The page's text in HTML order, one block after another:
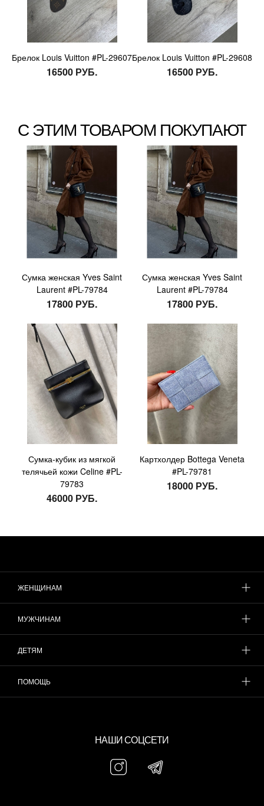
Брелок Louis Vuitton #PL-29607
16500 РУБ.
Брелок Louis Vuitton #PL-29608
16500 РУБ.
С ЭТИМ ТОВАРОМ ПОКУПАЮТ
Сумка женская Yves Saint
Laurent #PL-79784
17800 РУБ.
Сумка женская Yves Saint
Laurent #PL-79784
17800 РУБ.
Сумка-кубик из мягкой
телячьей кожи Celine #PL-
79783
46000 РУБ.
Картхолдер Bottega Veneta
#PL-79781
18000 РУБ.
ЖЕНЩИНАМ
МУЖЧИНАМ
ДЕТЯМ
ПОМОЩЬ
НАШИ СОЦСЕТИ